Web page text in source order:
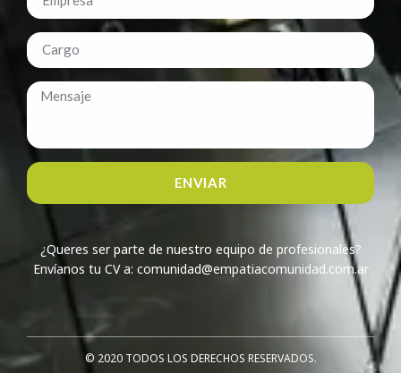
ENVIAR
¿Queres ser parte de nuestro equipo de profesionales?
Envíanos tu CV a: comunidad@empatiacomunidad.com.ar
© 2020 TODOS LOS DERECHOS RESERVADOS.​